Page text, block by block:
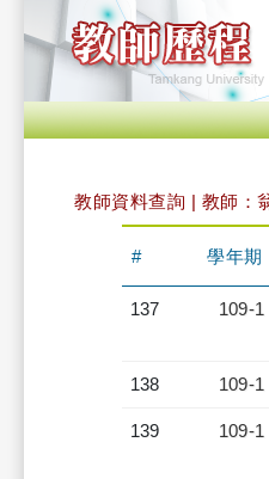
教師資料查詢 | 教師：
# 學年期
137 109-1
138 109-1
139 109-1